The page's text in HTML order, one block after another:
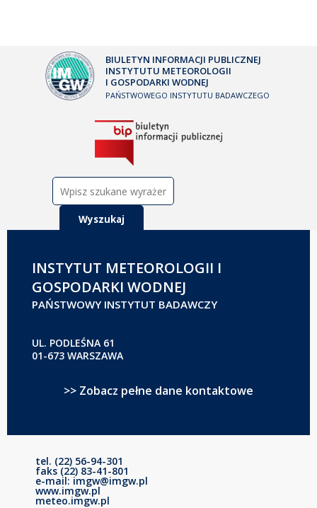
BIULETYN INFORMACJI PUBLICZNEJ
INSTYTUTU METEOROLOGII
I GOSPODARKI WODNEJ
PAŃSTWOWEGO INSTYTUTU BADAWCZEGO
INSTYTUT METEOROLOGII I
GOSPODARKI WODNEJ
PAŃSTWOWY INSTYTUT BADAWCZY
UL. PODLEŚNA 61
01-673 WARSZAWA
>> Zobacz pełne dane kontaktowe
tel. (22) 56-94-301
faks (22) 83-41-801
e-mail: imgw@imgw.pl
www.imgw.pl
meteo.imgw.pl